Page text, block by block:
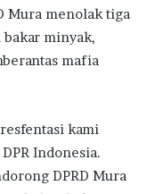
Mura menolak tiga
bakar minyak,
mafia
kami
Indonesia.
DPRD Mura